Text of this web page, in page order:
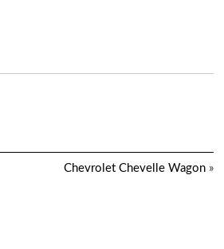
Chevrolet Chevelle Wagon»